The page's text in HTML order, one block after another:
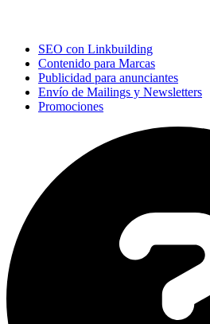
SEO con Linkbuilding
Contenido para Marcas
Publicidad para anunciantes
Envío de Mailings y Newsletters
Promociones